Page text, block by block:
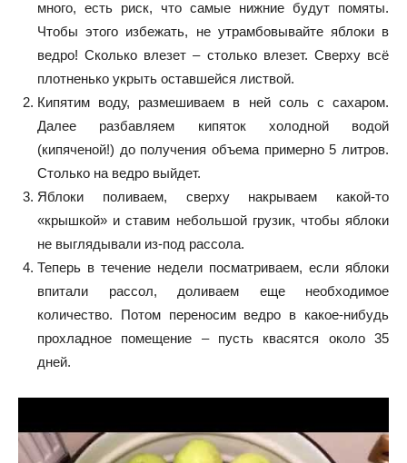
много, есть риск, что самые нижние будут помяты.
Чтобы этого избежать, не утрамбовывайте яблоки в
ведро! Сколько влезет – столько влезет. Сверху всё
плотненько укрыть оставшейся листвой.
Кипятим воду, размешиваем в ней соль с сахаром.
Далее разбавляем кипяток холодной водой
(кипяченой!) до получения объема примерно 5 литров.
Столько на ведро выйдет.
Яблоки поливаем, сверху накрываем какой-то
«крышкой» и ставим небольшой грузик, чтобы яблоки
не выглядывали из-под рассола.
Теперь в течение недели посматриваем, если яблоки
впитали рассол, доливаем еще необходимое
количество. Потом переносим ведро в какое-нибудь
прохладное помещение – пусть квасятся около 35
дней.